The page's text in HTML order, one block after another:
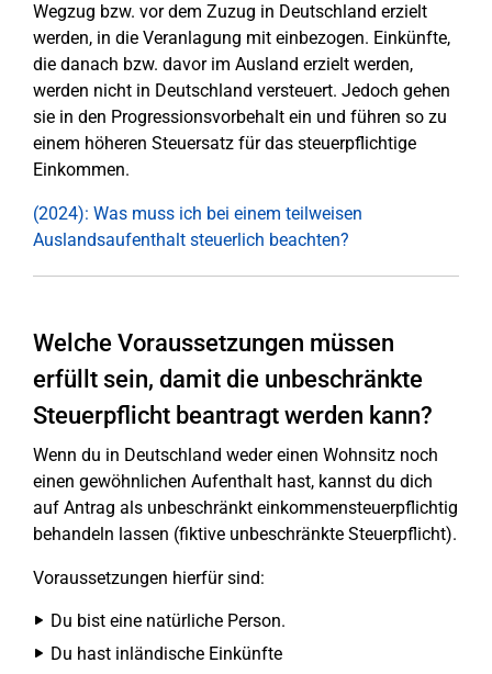
Wegzug bzw. vor dem Zuzug in Deutschland erzielt
werden, in die Veranlagung mit einbezogen. Einkünfte,
die danach bzw. davor im Ausland erzielt werden,
werden nicht in Deutschland versteuert. Jedoch gehen
sie in den Progressionsvorbehalt ein und führen so zu
einem höheren Steuersatz für das steuerpflichtige
Einkommen.
(2024): Was muss ich bei einem teilweisen
Auslandsaufenthalt steuerlich beachten?
Welche Voraussetzungen müssen
erfüllt sein, damit die unbeschränkte
Steuerpflicht beantragt werden kann?
Wenn du in Deutschland weder einen Wohnsitz noch
einen gewöhnlichen Aufenthalt hast, kannst du dich
auf Antrag als unbeschränkt einkommensteuerpflichtig
behandeln lassen (fiktive unbeschränkte Steuerpflicht).
Voraussetzungen hierfür sind:
Du bist eine natürliche Person.
Du hast inländische Einkünfte